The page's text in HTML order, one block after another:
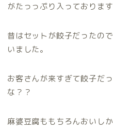
がたっっぷり入っております
昔はセットが餃子だったの
いました。
お客さんが来すぎて餃子だ
な？？
麻婆豆腐ももちろんおいし